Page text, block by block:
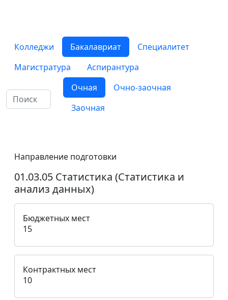
Колледжи Бакалавриат
Специалитет
Магистратура
Аспирантура
Очная
Очно-заочная
Заочная
Направление подготовки
01.03.05 Статистика (Статистика и
анализ данных)
Бюджетных мест
15
Контрактных мест
10